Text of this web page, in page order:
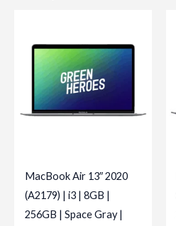
MacBook Air 13″ 2020
(A2179) | i3 | 8GB |
256GB | Space Gray |